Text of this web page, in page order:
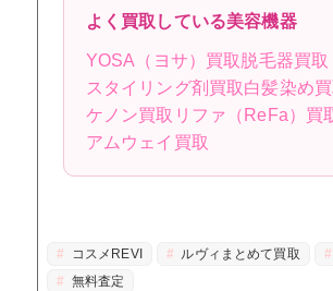
よく買取している美容機器
YOSA（ヨサ）買取 脱毛器買取
スタイリング剤買取白髪染め
ケノン買取 リファ（ReFa）買
アムウェイ買取
コスメREVI ルヴィまとめて買取
無料査定